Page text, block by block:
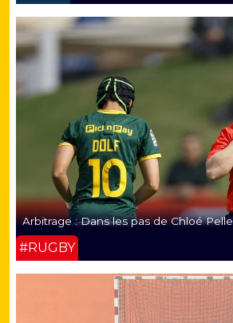
Arbitrage : Dans les pas de Chloé Pelle
#RUGBY